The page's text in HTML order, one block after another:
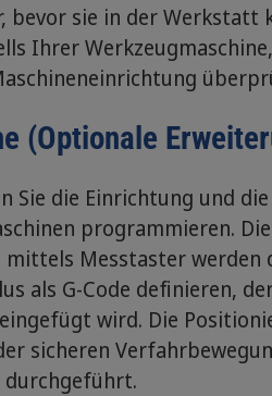
bevor sie in der Werkstatt
Ihrer
(Optionale
Sie die Einrichtung und
programmieren.
Messtaster
als G-Code definieren,
wird. Die
sicheren